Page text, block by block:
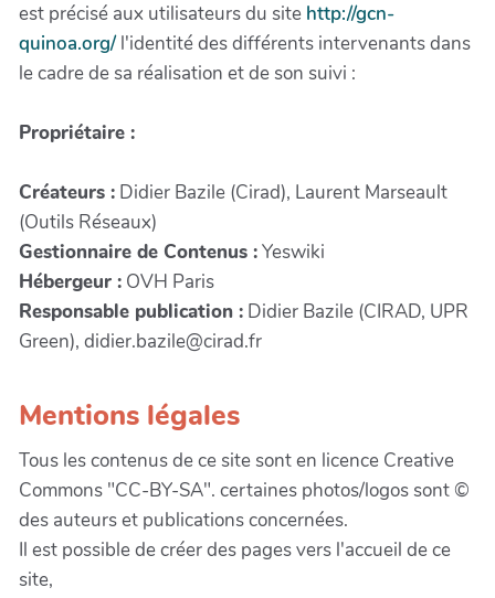
est précisé aux utilisateurs du site http://gcn-
quinoa.org/l'identité des différents intervenants dans
le cadre de sa réalisation et de son suivi :
Propriétaire :
Créateurs : Didier Bazile (Cirad), Laurent Marseault
(Outils Réseaux)
Gestionnaire de Contenus :Yeswiki
Hébergeur : OVH Paris
Responsable publication : Didier Bazile (CIRAD, UPR
Green), didier.bazile@cirad.fr
Mentions légales
Tous les contenus de ce site sont en licence Creative
Commons "CC-BY-SA". certaines photos/logos sont ©
des auteurs et publications concernées.
Il est possible de créer des pages vers l'accueil de ce
site,